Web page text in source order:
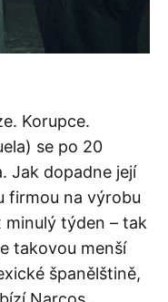
Korupce.
se po 20
Jak dopadne její
firmou na výrobu
minulý týden – tak
takovou menší
španělštině,